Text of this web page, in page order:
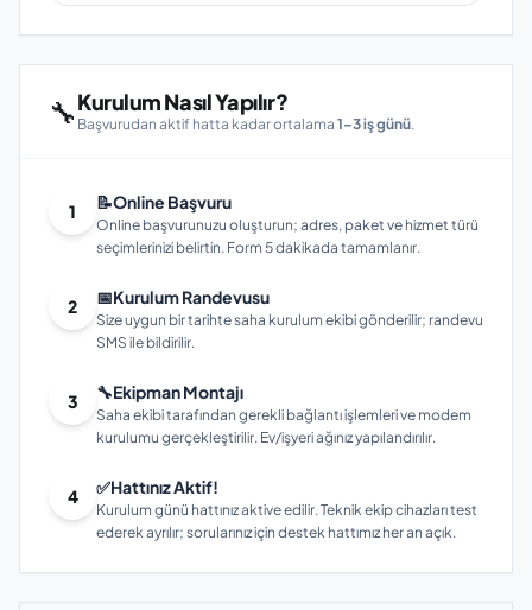
🔧Kurulum Nasıl Yapılır?
Başvurudan aktif hatta kadar ortalama 1–3 iş günü.
1 📝Online Başvuru
Online başvurunuzu oluşturun; adres, paket ve hizmet türü
seçimlerinizi belirtin. Form 5 dakikada tamamlanır.
2 📅Kurulum Randevusu
Size uygun bir tarihte saha kurulum ekibi gönderilir; randevu
SMS ile bildirilir.
3 🔧Ekipman Montajı
Saha ekibi tarafından gerekli bağlantı işlemleri ve modem
kurulumu gerçekleştirilir. Ev/işyeri ağınız yapılandırılır.
4 ✅Hattınız Aktif!
Kurulum günü hattınız aktive edilir. Teknik ekip cihazları test
ederek ayrılır; sorularınız için destek hattımız her an açık.